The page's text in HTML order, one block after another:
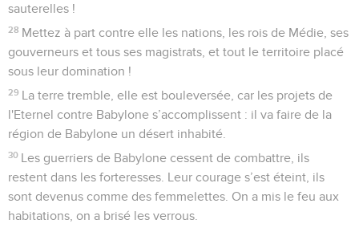
sauterelles !
28 Mettez à part contre elle les nations, les rois de Médie, ses
gouverneurs et tous ses magistrats, et tout le territoire placé
sous leur domination !
29 La terre tremble, elle est bouleversée, car les projets de
l'Eternel contre Babylone s’accomplissent : il va faire de la
région de Babylone un désert inhabité.
30 Les guerriers de Babylone cessent de combattre, ils
restent dans les forteresses. Leur courage s’est éteint, ils
sont devenus comme des femmelettes. On a mis le feu aux
habitations, on a brisé les verrous.